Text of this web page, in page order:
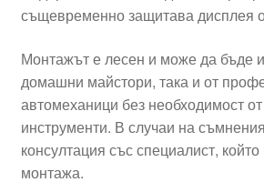
същевременно защитава дисплея
Монтажът е лесен и може да бъде
домашни майстори, така и от
автомеханици без необходимост
инструменти. В случаи на
консултация със специалист,
монтажа.